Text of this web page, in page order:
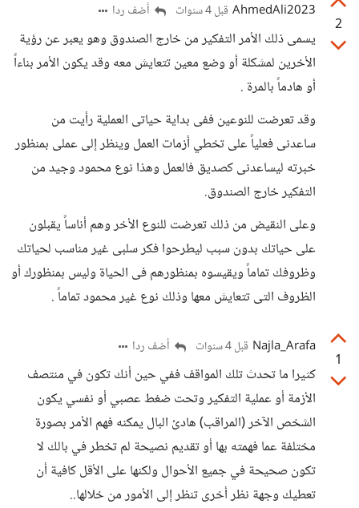
2
AhmedAli2023 قبل 4 سنوات أضف ردا
يسمى ذلك الأمر التفكير من خارج الصندوق وهو يعبر عن رؤية
الأخرين لمشكلة أو وضع معين تتعايش معه وقد يكون الأمر بناءاً
أو هادماً بالمرة .
وقد تعرضت للنوعين ففى بداية حياتى العملية رأيت من
ساعدنى فعلياً على تخطي أزمات العمل وينظر إلى عملى بمنظور
خبرته ليساعدنى كصديق فالعمل وهذا نوع محمود وجيد من
التفكير خارج الصندوق.
وعلى النقيض من ذلك تعرضت للنوع الأخر وهم أناساً يقبلون
على حياتك بدون سبب ليطرحوا فكر سلبى غير مناسب لحياتك
وظروفك تماماً ويقيسوه بمنظورهم فى الحياة وليس بمنظورك أو
الظروف التى تتعايش معها وذلك نوع غير محمود تماماً .
1
Najla_Arafa قبل 4 سنوات أضف ردا
كثيرا ما تحدث تلك المواقف ففي حين أنك تكون في منتصف
الأزمة أو عملية التفكير وتحت ضغط عصبي أو نفسي يكون
الشخص الآخر (المراقب) هادئ البال يمكنه فهم الأمر بصورة
مختلفة عما فهمته بها أو تقديم نصيحة لم تخطر في بالك لا
تكون صحيحة في جميع الأحوال ولكنها على الأقل كافية أن
تعطيك وجهة نظر أخرى تنظر إلى الأمور من خلالها..